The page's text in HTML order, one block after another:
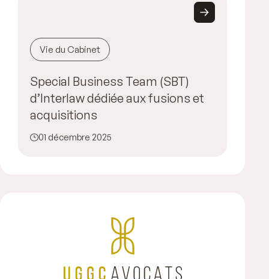
Vie du Cabinet
Special Business Team (SBT)
d’Interlaw dédiée aux fusions et
acquisitions
01 décembre 2025